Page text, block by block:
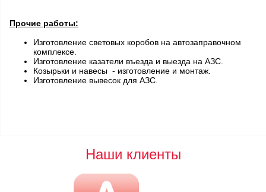
Прочие работы:
Изготовление световых коробов на автозаправочном
комплексе.
Изготовление казатели въезда и выезда на АЗС.
Козырьки и навесы - изготовление и монтаж.
Изготовление вывесок для АЗС.
Наши клиенты